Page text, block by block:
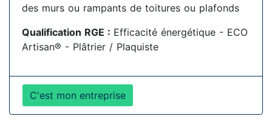
des murs ou rampants de toitures ou plafonds
Qualification RGE : Efficacité énergétique - ECO
Artisan® - Plâtrier / Plaquiste
C'est mon entreprise